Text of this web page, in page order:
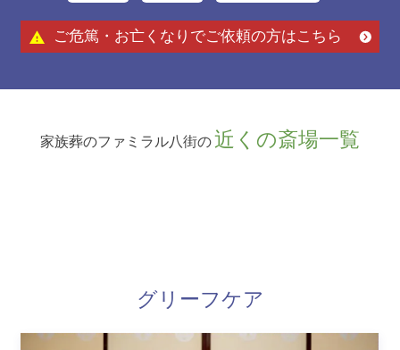
ご危篤・お亡くなりでご依頼の方はこちら
家族葬のファミラル八街の 近くの斎場一覧
グリーフケア